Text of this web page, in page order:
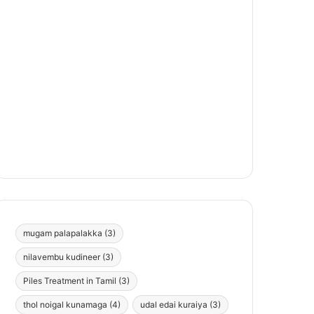
mugam palapalakka (3)
nilavembu kudineer (3)
Piles Treatment in Tamil (3)
thol noigal kunamaga (4) udal edai kuraiya (3)